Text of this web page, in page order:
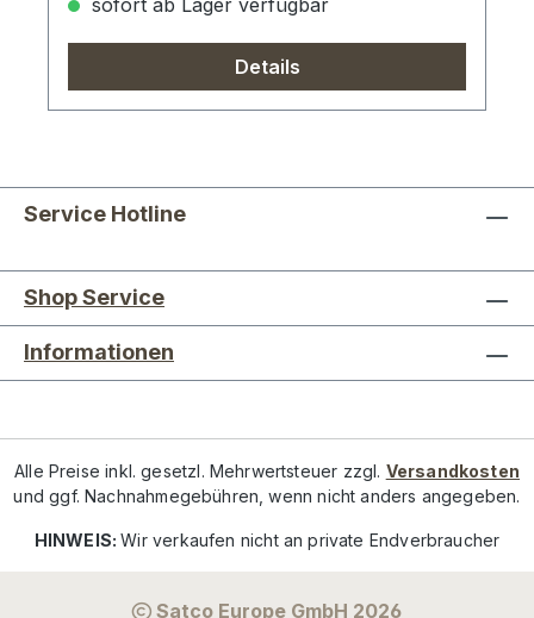
sofort ab Lager verfügbar
Details
Service Hotline
Shop Service
Informationen
Alle Preise inkl. gesetzl. Mehrwertsteuer zzgl. Versandkosten
und ggf. Nachnahmegebühren, wenn nicht anders angegeben.
HINWEIS:Wir verkaufen nicht an private Endverbraucher
Satco Europe GmbH 2026